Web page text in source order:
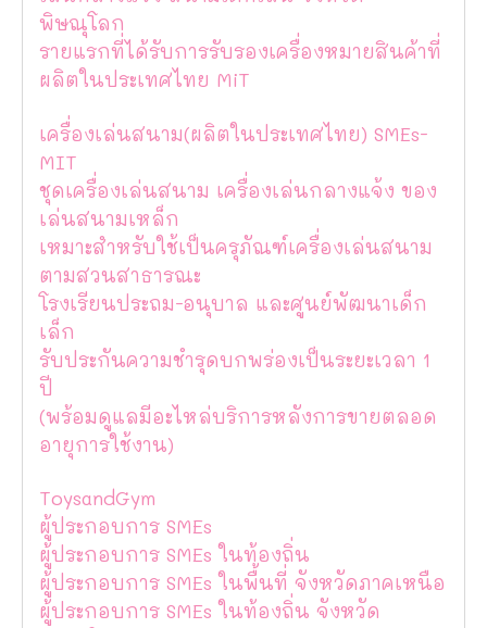
พิษณุโลก
รายแรกที่ได้รับการรับรองเครื่องหมายสินค้าที่
ผลิตในประเทศไทย MiT
เครื่องเล่นสนาม(ผลิตในประเทศไทย) SMEs-
MIT
ชุดเครื่องเล่นสนาม เครื่องเล่นกลางแจ้ง ของ
เล่นสนามเหล็ก
เหมาะสำหรับใช้เป็นครุภัณฑ์เครื่องเล่นสนาม
ตามสวนสาธารณะ
โรงเรียนประถม-อนุบาล และศูนย์พัฒนาเด็ก
เล็ก
รับประกันความชำรุดบกพร่องเป็นระยะเวลา 1
ปี
(พร้อมดูแลมีอะไหล่บริการหลังการขายตลอด
อายุการใช้งาน)
ToysandGym
ผู้ประกอบการ SMEs
ผู้ประกอบการ SMEs ในท้องถิ่น
ผู้ประกอบการ SMEs ในพื้นที่ จังหวัดภาคเหนือ
ผู้ประกอบการ SMEs ในท้องถิ่น จังหวัด